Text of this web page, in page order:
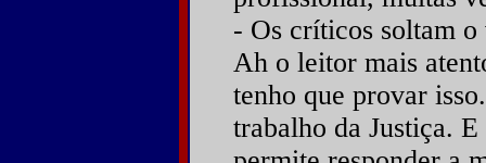
- Os críticos soltam
Ah o leitor mais
tenho que provar
trabalho da Justiça.